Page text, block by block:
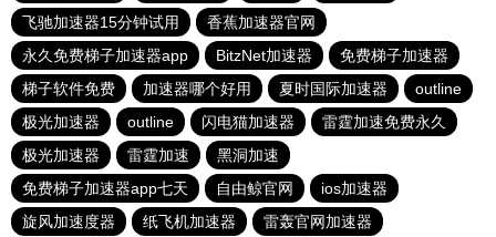
飞驰加速器15分钟试用
香蕉加速器官网
永久免费梯子加速器app
BitzNet加速器
免费梯子加速器
梯子软件免费
加速器哪个好用 夏时国际加速器
outline
极光加速器
outline 闪电猫加速器
雷霆加速免费永久
极光加速器
雷霆加速
黑洞加速
免费梯子加速器app七天
自由鲸官网
ios加速器
旋风加速度器
纸飞机加速器 雷轰官网加速器